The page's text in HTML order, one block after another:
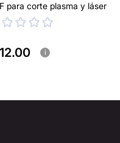
para corte plasma y láser
i